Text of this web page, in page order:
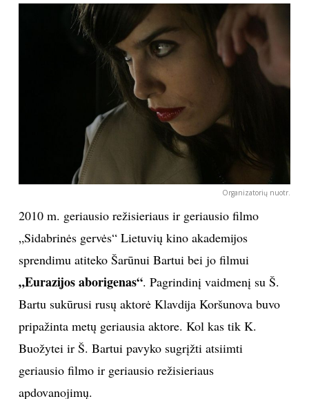
NELAIMĖS
PRIVATUMO POLITIKA
Organizatorių nuotr.
2010 m. geriausio režisieriaus ir geriausio filmo
„Sidabrinės gervės“ Lietuvių kino akademijos
sprendimu atiteko Šarūnui Bartui bei jo filmui
„Eurazijos aborigenas“. Pagrindinį vaidmenį su Š.
Bartu sukūrusi rusų aktorė Klavdija Koršunova buvo
pripažinta metų geriausia aktore. Kol kas tik K.
Buožytei ir Š. Bartui pavyko sugrįžti atsiimti
geriausio filmo ir geriausio režisieriaus
apdovanojimų.